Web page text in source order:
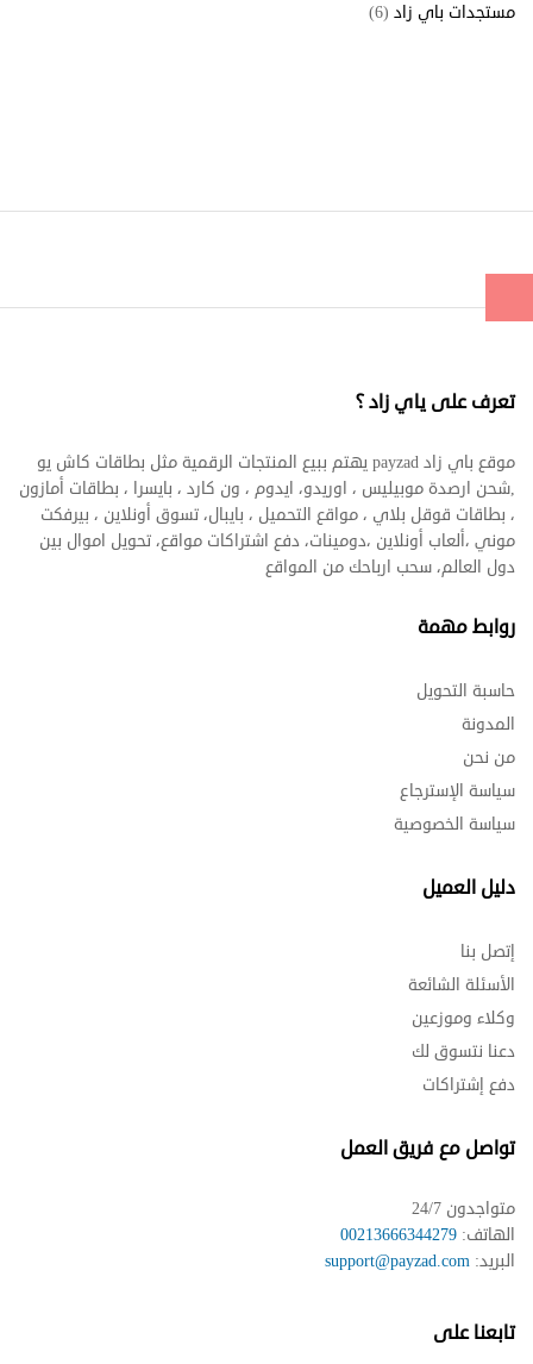
مستجدات باي زاد (6)
تعرف على ياي زاد ؟
موقع باي زاد payzad يهتم ببيع المنتجات الرقمية مثل بطاقات كاش يو
,شحن ارصدة موبيليس ، اوريدو، ايدوم ، ون كارد ، بايسرا ، بطاقات أمازون
، بطاقات قوقل بلاي ، مواقع التحميل ، بايبال، تسوق أونلاين ، بيرفكت
موني ،ألعاب أونلاين ،دومينات، دفع اشتراكات مواقع، تحويل اموال بين
دول العالم، سحب ارباحك من المواقع
روابط مهمة
حاسبة التحويل
المدونة
من نحن
سياسة الإسترجاع
سياسة الخصوصية
دليل العميل
إتصل بنا
الأسئلة الشائعة
وكلاء وموزعين
دعنا نتسوق لك
دفع إشتراكات
تواصل مع فريق العمل
متواجدون 24/7
الهاتف: 00213666344279
البريد: support@payzad.com
تابعنا على